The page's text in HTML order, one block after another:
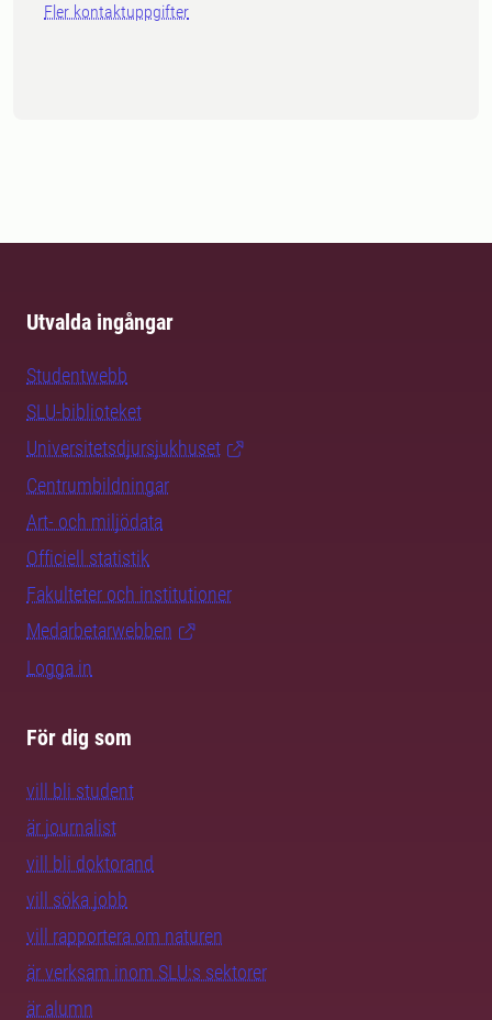
Fler kontaktuppgifter
Utvalda ingångar
Studentwebb
SLU-biblioteket
Universitetsdjursjukhuset
Centrumbildningar
Art- och miljödata
Officiell statistik
Fakulteter och institutioner
Medarbetarwebben
Logga in
För dig som
vill bli student
är journalist
vill bli doktorand
vill söka jobb
vill rapportera om naturen
är verksam inom SLU:s sektorer
är alumn